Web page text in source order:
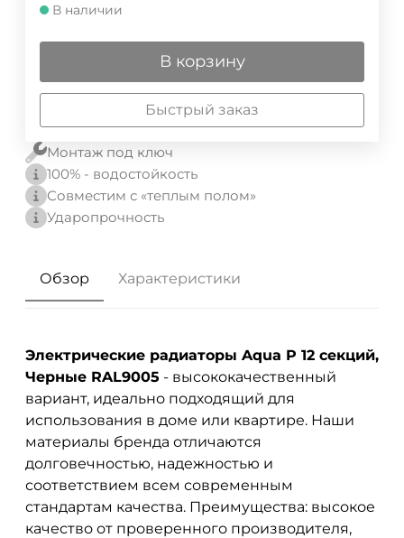
В наличии
В корзину
Быстрый заказ
Монтаж под ключ
100% - водостойкость
Совместим с «теплым полом»
Ударопрочность
Обзор Характеристики
Электрические радиаторы Aqua P 12 секций,
Черные RAL9005 - высококачественный
вариант, идеально подходящий для
использования в доме или квартире. Наши
материалы бренда отличаются
долговечностью, надежностью и
соответствием всем современным
стандартам качества. Преимущества: высокое
качество от проверенного производителя,